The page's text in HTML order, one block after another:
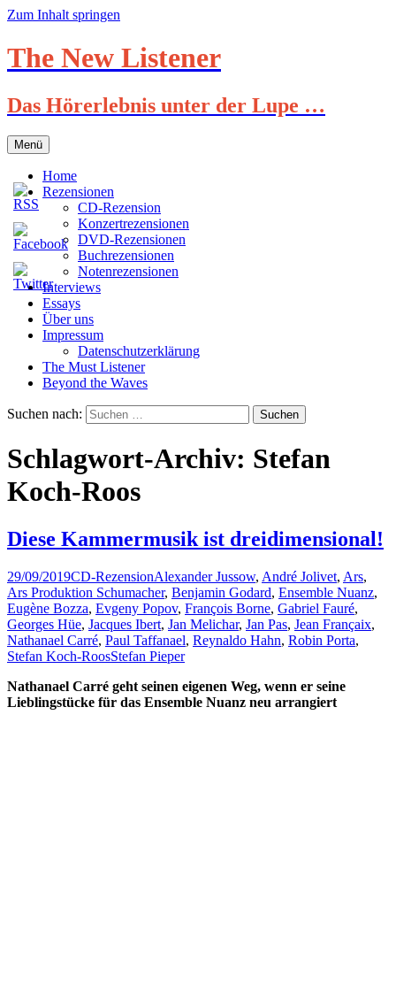
Zum Inhalt springen
The New Listener
Das Hörerlebnis unter der Lupe …
Menü
Home
Rezensionen
CD-Rezension
Konzertrezensionen
DVD-Rezensionen
Buchrezensionen
Notenrezensionen
Interviews
Essays
Über uns
Impressum
Datenschutzerklärung
The Must Listener
Beyond the Waves
Suchen nach:
Schlagwort-Archiv: Stefan
Koch-Roos
Diese Kammermusik ist dreidimensional!
29/09/2019CD-RezensionAlexander Jussow, André Jolivet, Ars,
Ars Produktion Schumacher, Benjamin Godard, Ensemble Nuanz,
Eugène Bozza, Evgeny Popov, François Borne, Gabriel Fauré,
Georges Hüe, Jacques Ibert, Jan Melichar, Jan Pas, Jean Françaix,
Nathanael Carré, Paul Taffanael, Reynaldo Hahn, Robin Porta,
Stefan Koch-RoosStefan Pieper
Nathanael Carré geht seinen eigenen Weg, wenn er seine
Lieblingstücke für das Ensemble Nuanz neu arrangiert